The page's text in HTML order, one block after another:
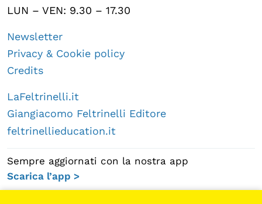
LUN – VEN: 9.30 – 17.30
Newsletter
Privacy & Cookie policy
Credits
LaFeltrinelli.it
Giangiacomo Feltrinelli Editore
feltrinellieducation.it
Sempre aggiornati con la nostra app
Scarica l’app >